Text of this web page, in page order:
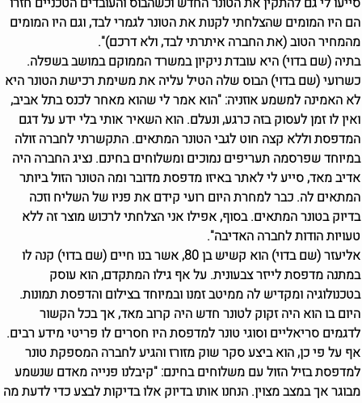
הם היו המומים שהצלחתי לקנות את הטונר לגמרי לבד, וגם היו המומים
מהמחיר הטוב (את החברה איתרתי לבד, ולא דרכם)".
בתיה (שם בדוי) היא עובדת ניקיון במשרד הממוקם במושב בשפלה.
כשרועי (שם בדוי) הבוס שלה הטיל עליה את משימת רכישת הטונר היא
לא האמינה למשמע אוזניה: "הוא אמר לי שהוא מאחר לכנס בתל אביב,
ואין לו זמן לעסוק בזה כרגע, ונעלם. הוא השאיר אותי בלי ידע על דגם
המדפסת וללא קצה חוט לגבי הטונר המתאים. התקשרתי לחברה זולה
במיוחד שפרסמה תעריפים נמוכים ומשלוחים בחינם. נציג החברה היה
אדיב מאד, סייע לי לאתר באיזו מדפסת מדובר ומה הטונר הזול ביותר
המתאים לה. כבר למחרת היום רועי קידם את פניו של השליח וזכה
בדיוק בטונר המתאים. בסוף, אפילו אני הצלחתי לרכוש מוצר זה ללא
טעויות הודות לחברה האדיבה".
אליעזר (שם בדוי) הוא קשיש בן 80, אשר בנו חיים (שם בדוי) קנה לו
במתנה מדפסת לייזר צבעונית. על אף גילו המתקדם, הוא עוסק
בטכנולוגיה ומקדיש לה ממיטב זמנו ובמיוחד בצילום והדפסת תמונות.
היום בו הוא היה זקוק לטונר חדש היה קרוב מאד, אך בכל הקשור
לדגמים סריאליים וסוגי טונר למדפסת היו חסרים לו פריטי מידע רבים.
אף על פי כן, הוא ביצע סקר שוק מזורז והגיע לחברה המספקת טונר
למדפסת בזיל הזול עם משלוחים בחינם: "קיבלנו פנייה מאדם שנשמע
מבוגר אך במצב מצוין. הנחנו אותו בדיוק אלו בדיקות לבצע כדי לדעת מה